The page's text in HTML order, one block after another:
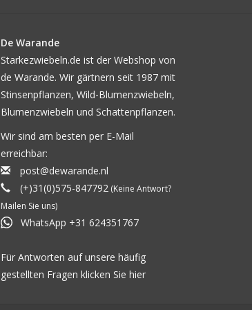
De Warande
Starkezwiebeln.de ist der Webshop von
de Warande. Wir gärtnern seit 1987 mit
Stinsenpflanzen, Wild-Blumenzwiebeln,
Blumenzwiebeln und Schattenpflanzen.
Wir sind am besten per E-Mail
erreichbar:
post@dewarande.nl
(+)31(0)575-847792(Keine Antwort?
Mailen Sie uns)
WhatsApp +31 624351767
Für Antworten auf unsere häufig
gestellten Fragen klicken Sie hier